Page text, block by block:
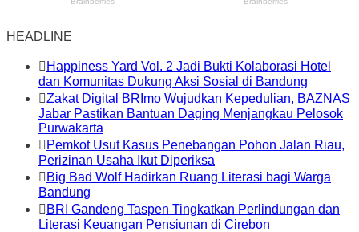
HEADLINE
Happiness Yard Vol. 2 Jadi Bukti Kolaborasi Hotel
dan Komunitas Dukung Aksi Sosial di Bandung
Zakat Digital BRImo Wujudkan Kepedulian, BAZNAS
Jabar Pastikan Bantuan Daging Menjangkau Pelosok
Purwakarta
Pemkot Usut Kasus Penebangan Pohon Jalan Riau,
Perizinan Usaha Ikut Diperiksa
Big Bad Wolf Hadirkan Ruang Literasi bagi Warga
Bandung
BRI Gandeng Taspen Tingkatkan Perlindungan dan
Literasi Keuangan Pensiunan di Cirebon